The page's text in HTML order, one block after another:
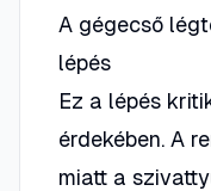
A gégecső
lépés
Ez a lépés
érdekében. A
miatt a